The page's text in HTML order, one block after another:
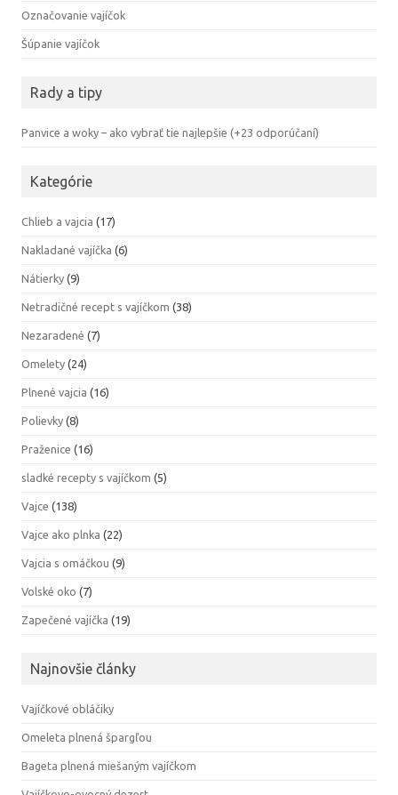
Označovanie vajíčok
Šúpanie vajíčok
Rady a tipy
Panvice a woky – ako vybrať tie najlepšie (+23 odporúčaní)
Kategórie
Chlieb a vajcia (17)
Nakladané vajíčka (6)
Nátierky (9)
Netradičné recept s vajíčkom (38)
Nezaradené (7)
Omelety (24)
Plnené vajcia (16)
Polievky (8)
Praženice (16)
sladké recepty s vajíčkom (5)
Vajce (138)
Vajce ako plnka (22)
Vajcia s omáčkou (9)
Volské oko (7)
Zapečené vajíčka (19)
Najnovšie články
Vajíčkové obláčiky
Omeleta plnená špargľou
Bageta plnená miešaným vajíčkom